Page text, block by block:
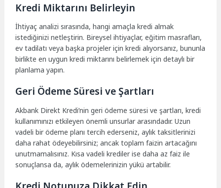
Kredi Miktarını Belirleyin
İhtiyaç analizi sırasında, hangi amaçla kredi almak
istediğinizi netleştirin. Bireysel ihtiyaçlar, eğitim masrafları,
ev tadilatı veya başka projeler için kredi alıyorsanız, bununla
birlikte en uygun kredi miktarını belirlemek için detaylı bir
planlama yapın.
Geri Ödeme Süresi ve Şartları
Akbank Direkt Kredi’nin geri ödeme süresi ve şartları, kredi
kullanımınızı etkileyen önemli unsurlar arasındadır. Uzun
vadeli bir ödeme planı tercih ederseniz, aylık taksitlerinizi
daha rahat ödeyebilirsiniz; ancak toplam faizin artacağını
unutmamalısınız. Kısa vadeli krediler ise daha az faiz ile
sonuçlansa da, aylık ödemelerinizin yükü artabilir.